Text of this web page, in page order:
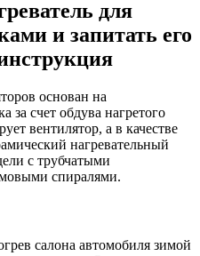
для
и запитать его
основан на
за счет обдува нагретого
вентилятор, а в качестве
нагревательный
с трубчатыми
спиралями.
салона автомобиля зимой